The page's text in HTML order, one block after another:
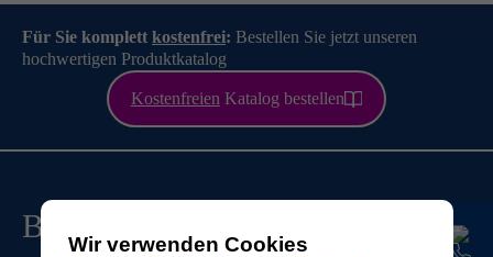
Für Sie komplett kostenfrei: Bestellen Sie jetzt unseren
hochwertigen Produktkatalog
Kostenfreien Katalog bestellen
Budde Grabmale
Wir verwenden Cookies